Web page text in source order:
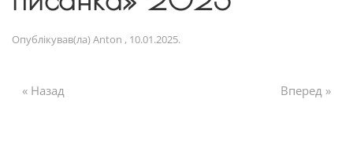
Опублікував(ла)Anton , 10.01.2025.
« Назад Вперед »